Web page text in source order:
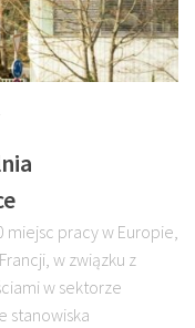
miejsc pracy w Europie,
w związku z
w sektorze
stanowiska